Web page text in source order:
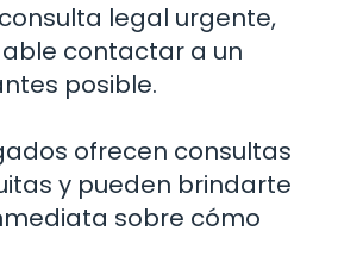
legal urgente,
contactar a un
posible.
ofrecen consultas
y pueden brindarte
sobre cómo